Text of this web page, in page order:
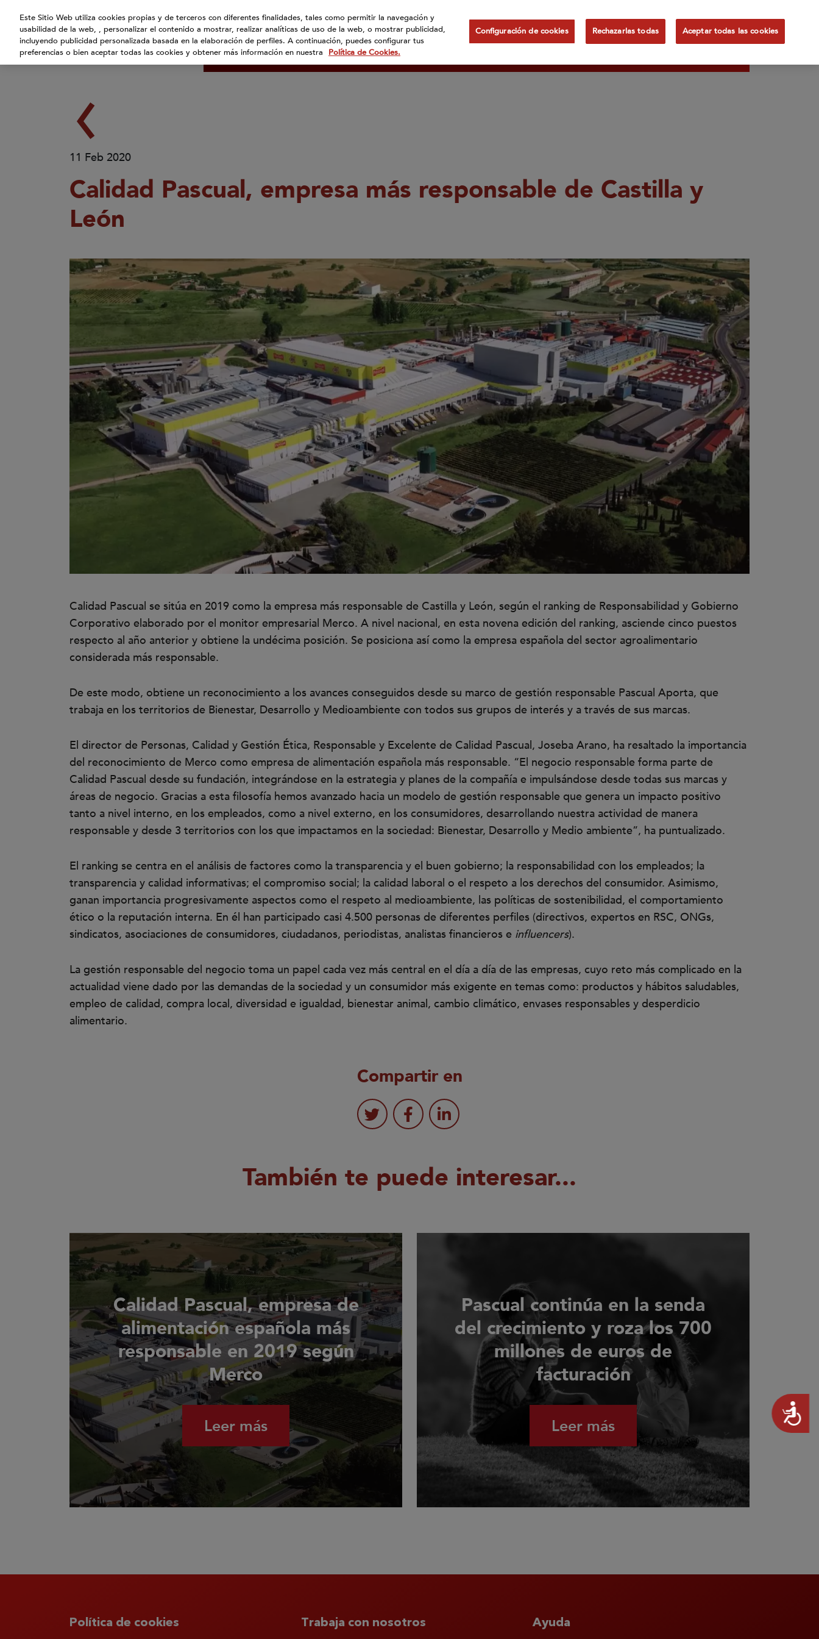
cuenta
con
Accesibilidad
Inicio ¿Quiénes somos? Marcas Compromisos Internacional
Actualidad
Blog
ES
Canal de
denuncias
11 Feb 2020
Calidad Pascual, empresa más responsable de Castilla y
León
Calidad Pascual se sitúa en 2019 como la empresa más responsable de Castilla y León, según el ranking de Responsabilidad y Gobierno
Corporativo elaborado por el monitor empresarial Merco. A nivel nacional, en esta novena edición del ranking, asciende cinco puestos
respecto al año anterior y obtiene la undécima posición. Se posiciona así como la empresa española del sector agroalimentario
considerada más responsable.
De este modo, obtiene un reconocimiento a los avances conseguidos desde su marco de gestión responsable Pascual Aporta, que
trabaja en los territorios de Bienestar, Desarrollo y Medioambiente con todos sus grupos de interés y a través de sus marcas.
El director de Personas, Calidad y Gestión Ética, Responsable y Excelente de Calidad Pascual, Joseba Arano, ha resaltado la importancia
del reconocimiento de Merco como empresa de alimentación española más responsable. “El negocio responsable forma parte de
Calidad Pascual desde su fundación, integrándose en la estrategia y planes de la compañía e impulsándose desde todas sus marcas y
áreas de negocio. Gracias a esta filosofía hemos avanzado hacia un modelo de gestión responsable que genera un impacto positivo
tanto a nivel interno, en los empleados, como a nivel externo, en los consumidores, desarrollando nuestra actividad de manera
responsable y desde 3 territorios con los que impactamos en la sociedad: Bienestar, Desarrollo y Medio ambiente”, ha puntualizado.
El ranking se centra en el análisis de factores como la transparencia y el buen gobierno; la responsabilidad con los empleados; la
transparencia y calidad informativas; el compromiso social; la calidad laboral o el respeto a los derechos del consumidor. Asimismo,
ganan importancia progresivamente aspectos como el respeto al medioambiente, las políticas de sostenibilidad, el comportamiento
ético o la reputación interna. En él han participado casi 4.500 personas de diferentes perfiles (directivos, expertos en RSC, ONGs,
sindicatos, asociaciones de consumidores, ciudadanos, periodistas, analistas financieros e influencers).
La gestión responsable del negocio toma un papel cada vez más central en el día a día de las empresas, cuyo reto más complicado en la
actualidad viene dado por las demandas de la sociedad y un consumidor más exigente en temas como: productos y hábitos saludables,
empleo de calidad, compra local, diversidad e igualdad, bienestar animal, cambio climático, envases responsables y desperdicio
alimentario.
Compartir en
También te puede interesar...
Calidad Pascual, empresa de
alimentación española más
responsable en 2019 según
Merco
Leer más
Pascual continúa en la senda
del crecimiento y roza los 700
millones de euros de
facturación
Leer más
Política de cookies Trabaja con nosotros Ayuda
Este Sitio Web utiliza cookies propias y de terceros con diferentes finalidades, tales como permitir la navegación y
usabilidad de la web, , personalizar el contenido a mostrar, realizar analíticas de uso de la web, o mostrar publicidad,
incluyendo publicidad personalizada basada en la elaboración de perfiles. A continuación, puedes configurar tus
preferencias o bien aceptar todas las cookies y obtener más información en nuestra
Política de Cookies.
Configuración de cookies Rechazarlas todas Aceptar todas las cookies